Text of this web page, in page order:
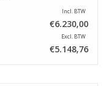
Incl. BTW
€6.230,00
Excl. BTW
€5.148,76